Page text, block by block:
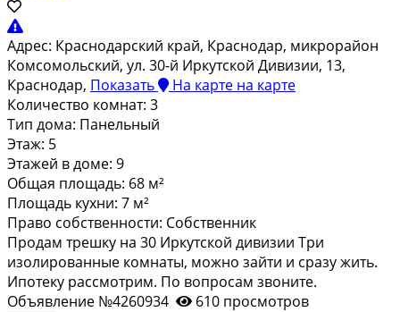
Адрес: Краснодарский край, Краснодар, микрорайон
Комсомольский, ул. 30-й Иркутской Дивизии, 13,
Краснодар, Показать На карте на карте
Количество комнат: 3
Тип дома: Панельный
Этаж: 5
Этажей в доме: 9
Общая площадь: 68 м²
Площадь кухни: 7 м²
Право собственности: Собственник
Продам трешку на 30 Иркутской дивизии Три
изолированные комнаты, можно зайти и сразу жить.
Ипотеку рассмотрим. По вопросам звоните.
Объявление №4260934
610 просмотров